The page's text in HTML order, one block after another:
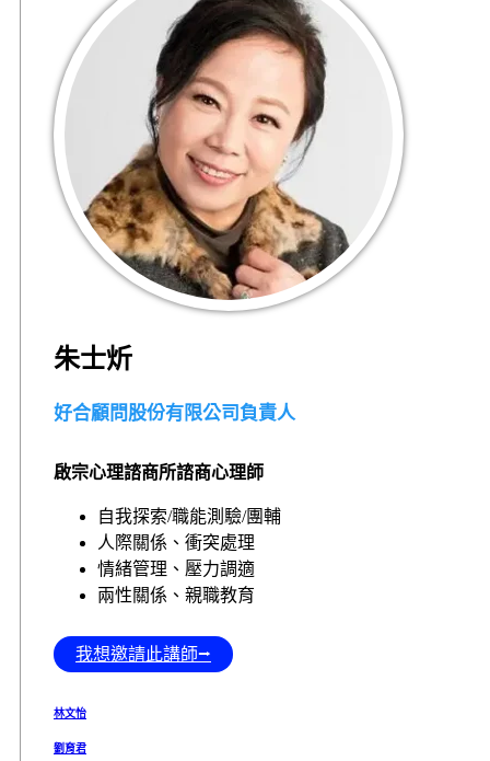
朱士炘
好合顧問股份有限公司負責人
啟宗心理諮商所諮商心理師
自我探索/職能測驗/團輔
人際關係、衝突處理
情緒管理、壓力調適
兩性關係、親職教育
我想邀請此講師⭢
林文怡
劉育君